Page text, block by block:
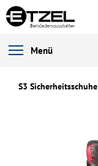
Menü
S3 Sicherheitsschuhe